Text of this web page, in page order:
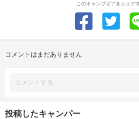
このキャンプギアをシェア
コメントはまだありません
投稿したキャンパー